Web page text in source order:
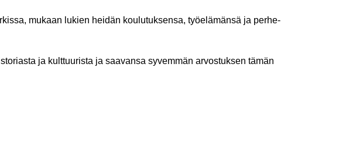
mukaan lukien heidän koulutuksensa, työelämänsä ja perhe-
ja kulttuurista ja saavansa syvemmän arvostuksen tämän